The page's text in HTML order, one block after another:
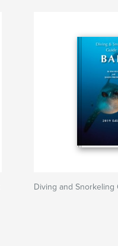
Diving and Snorkeling